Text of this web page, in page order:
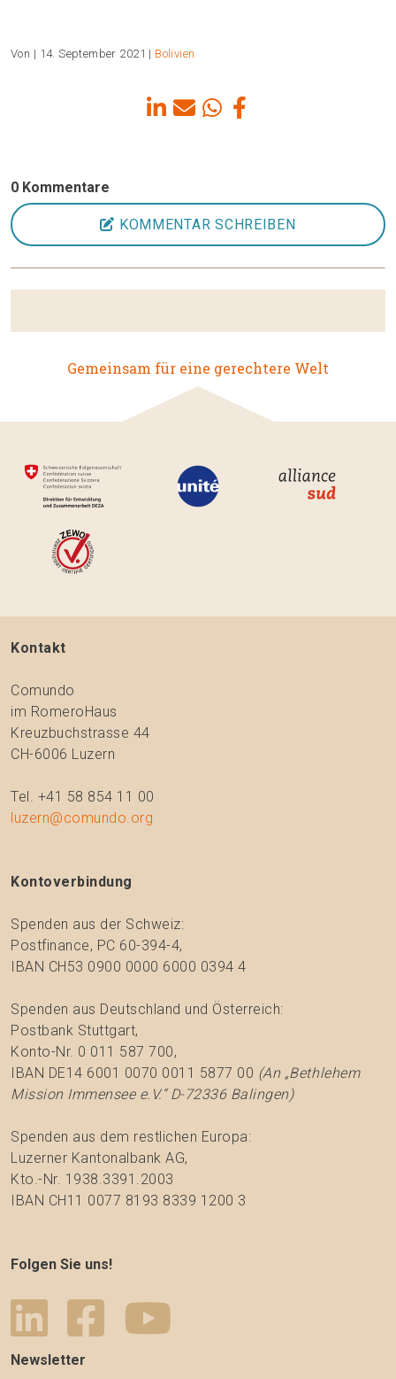
Von | 14. September 2021 | Bolivien
0 Kommentare
KOMMENTAR SCHREIBEN
Gemeinsam für eine gerechtere Welt
Kontakt
Comundo
im RomeroHaus
Kreuzbuchstrasse 44
CH-6006 Luzern
Tel. +41 58 854 11 00
luzern@comundo.org
Kontoverbindung
Spenden aus der Schweiz:
Postfinance, PC 60-394-4,
IBAN CH53 0900 0000 6000 0394 4
Spenden aus Deutschland und Österreich:
Postbank Stuttgart,
Konto-Nr. 0 011 587 700,
IBAN DE14 6001 0070 0011 5877 00 (An „Bethlehem
Mission Immensee e.V.“ D-72336 Balingen)
Spenden aus dem restlichen Europa:
Luzerner Kantonalbank AG,
Kto.-Nr. 1938.3391.2003
IBAN CH11 0077 8193 8339 1200 3
Folgen Sie uns!
Newsletter